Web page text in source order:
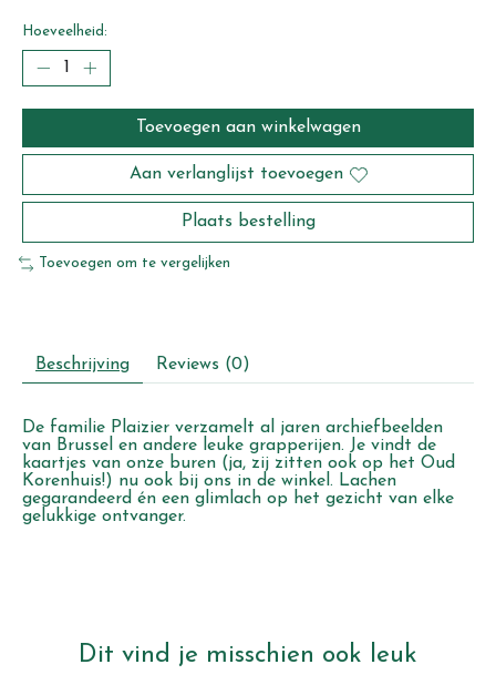
Hoeveelheid:
Toevoegen aan winkelwagen
Aan verlanglijst toevoegen
Plaats bestelling
Toevoegen om te vergelijken
Beschrijving Reviews (0)
De familie Plaizier verzamelt al jaren archiefbeelden
van Brussel en andere leuke grapperijen. Je vindt de
kaartjes van onze buren (ja, zij zitten ook op het Oud
Korenhuis!) nu ook bij ons in de winkel. Lachen
gegarandeerd én een glimlach op het gezicht van elke
gelukkige ontvanger.
Dit vind je misschien ook leuk